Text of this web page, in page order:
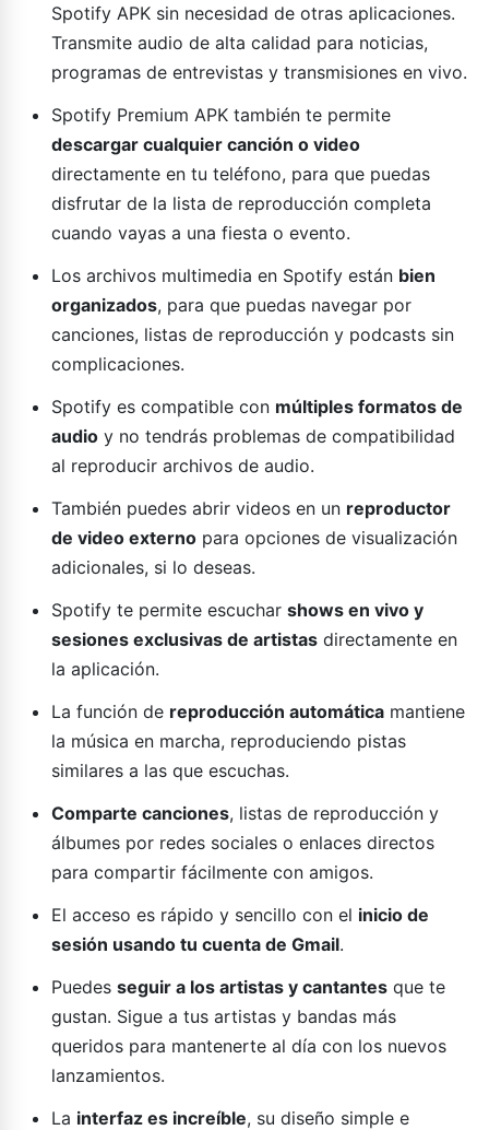
Spotify APK sin necesidad de otras aplicaciones.
Transmite audio de alta calidad para noticias,
programas de entrevistas y transmisiones en vivo.
Spotify Premium APK también te permite
descargar cualquier canción o video
directamente en tu teléfono, para que puedas
disfrutar de la lista de reproducción completa
cuando vayas a una fiesta o evento.
Los archivos multimedia en Spotify están bien
organizados, para que puedas navegar por
canciones, listas de reproducción y podcasts sin
complicaciones.
Spotify es compatible con múltiples formatos de
audio y no tendrás problemas de compatibilidad
al reproducir archivos de audio.
También puedes abrir videos en un reproductor
de video externo para opciones de visualización
adicionales, si lo deseas.
Spotify te permite escuchar shows en vivo y
sesiones exclusivas de artistas directamente en
la aplicación.
La función de reproducción automática mantiene
la música en marcha, reproduciendo pistas
similares a las que escuchas.
Comparte canciones, listas de reproducción y
álbumes por redes sociales o enlaces directos
para compartir fácilmente con amigos.
El acceso es rápido y sencillo con el inicio de
sesión usando tu cuenta de Gmail.
Puedes seguir a los artistas y cantantes que te
gustan. Sigue a tus artistas y bandas más
queridos para mantenerte al día con los nuevos
lanzamientos.
La interfaz es increíble, su diseño simple e